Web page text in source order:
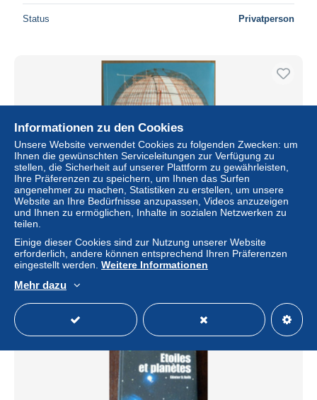
Status Privatperson
L'OBSERVATOIRE DE PARIS - 350 ans de science -
± 9,14 $
Status
Informationen zu den Cookies
Unsere Website verwendet Cookies zu folgenden Zwecken: um
Ihnen die gewünschten Serviceleitungen zur Verfügung zu
stellen, die Sicherheit auf unserer Plattform zu gewährleisten,
Ihre Präferenzen zu speichern, um Ihnen das Surfen
angenehmer zu machen, Statistiken zu erstellen, um unsere
Website an Ihre Bedürfnisse anzupassen, Videos anzuzeigen
und Ihnen zu ermöglichen, Inhalte in sozialen Netzwerken zu
teilen.
Einige dieser Cookies sind zur Nutzung unserer Website
erforderlich, andere können entsprechend Ihren Präferenzen
eingestellt werden. Weitere Informationen
Mehr dazu